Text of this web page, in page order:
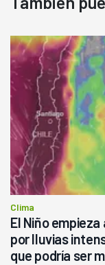
Clima
El Niño
por lluvias
que podría ser